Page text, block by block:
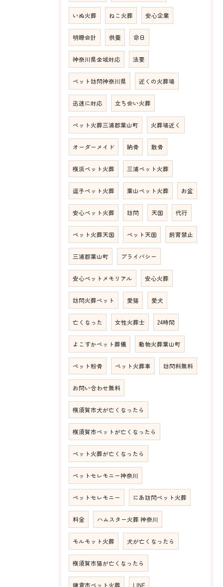
いぬ火葬 ねこ火葬 安心企業
明瞭会計 供養 命日
神奈川県全域対応 法要
ペット訪問神奈川県 近くの火葬場
迅速に対応 立ち会い火葬
ペット火葬三浦郡葉山町 火葬場近く
オーダーメイド 納骨 散骨
横浜ペット火葬 三浦ペット火葬
逗子ペット火葬 葉山ペット火葬 お盆
安心ペット火葬 訪問 天国 代行
ペット火葬天国 ペット天国 飼育禁止
三浦郡葉山町 プライバシー
安心ペットメモリアル 安心火葬
訪問火葬ペット 愛猫 愛犬
亡くなった 女性火葬士 24時間
よこすかペット葬儀 動物火葬葉山町
ペット粉骨 ペット火葬車 訪問料無料
お問い合わせ無料
横須賀市犬が亡くなったら
横須賀市ペットが亡くなったら
ペット火葬が亡くなったら
ペットセレモニー神奈川
ペットセレモニー にあ訪問ペット火葬
料金 ハムスター火葬 神奈川
モルモット火葬 犬が亡くなったら
横須賀市猫が亡くなったら
鎌倉市ペット火葬 LINE